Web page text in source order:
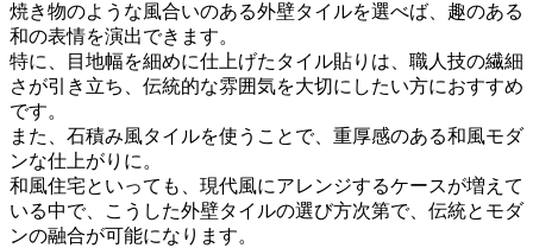
焼き物のような風合いのある外壁タイルを選べば、趣のある
和の表情を演出できます。
特に、目地幅を細めに仕上げたタイル貼りは、職人技の繊細
さが引き立ち、伝統的な雰囲気を大切にしたい方におすすめ
です。
また、石積み風タイルを使うことで、重厚感のある和風モダ
ンな仕上がりに。
和風住宅といっても、現代風にアレンジするケースが増えて
いる中で、こうした外壁タイルの選び方次第で、伝統とモダ
ンの融合が可能になります。